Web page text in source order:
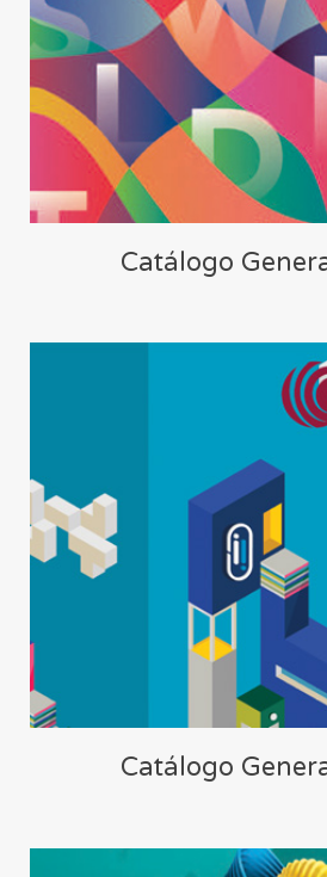
Catálogo
Catálogo